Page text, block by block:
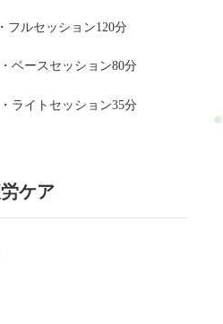
フルセッション120分
ベースセッション80分
ライトセッション35分
ケア